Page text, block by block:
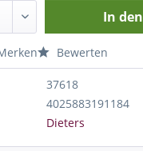
In den
Bewerten
37618
4025883191184
Dieters